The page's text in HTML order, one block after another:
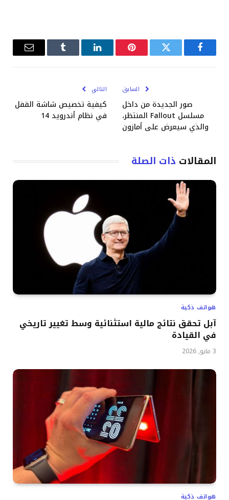
فيسبوكتويتر بينتيريستلينكدإن Tumblrالبريد
السابق
صور الجديدة من داخل
مسلسل Fallout المنتظر،
والذي سيعرض على أمازون
التالي
كيفية تخصيص شاشة القفل
في نظام أندرويد 14
المقالات ذات الصلة
هواتف ذكية
آبل تحقق نتائج مالية استثنائية وسط تغيير تاريخي
في القيادة
3 مايو, 2026
هواتف ذكية